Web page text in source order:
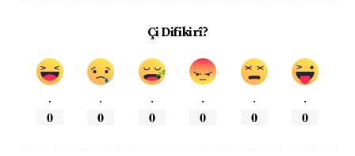
Çi Difikirî?
.
0
.
0
.
0
.
0
.
0
.
0